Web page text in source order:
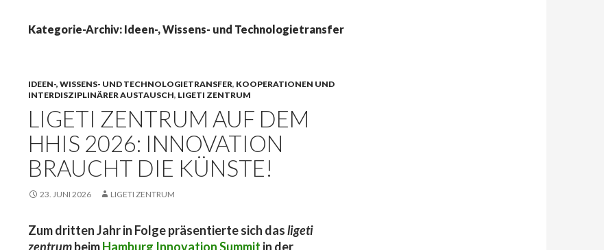
Kategorie-Archiv: Ideen-, Wissens- und Technologietransfer
IDEEN-, WISSENS- UND TECHNOLOGIETRANSFER, KOOPERATIONEN UND
INTERDISZIPLINÄRER AUSTAUSCH, LIGETI ZENTRUM
LIGETI ZENTRUM AUF DEM
HHIS 2026: INNOVATION
BRAUCHT DIE KÜNSTE!
23. JUNI 2026 LIGETI ZENTRUM
Zum dritten Jahr in Folge präsentierte sich dasligeti
zentrumbeimHamburg Innovation Summit in der